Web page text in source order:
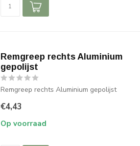
Remgreep rechts Aluminium
gepolijst
Remgreep rechts Aluminium gepolijst
€4,43
Op voorraad